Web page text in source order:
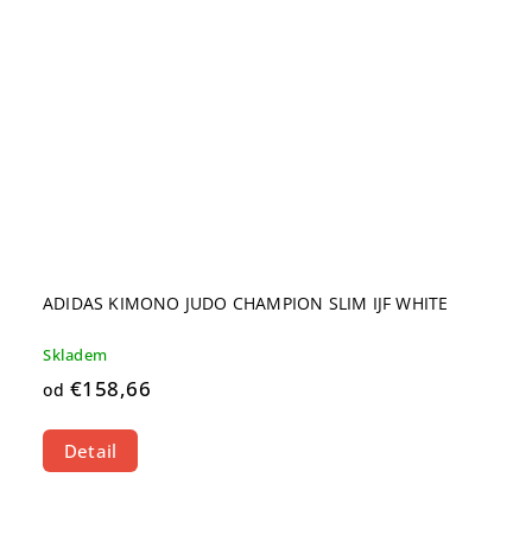
ADIDAS KIMONO JUDO CHAMPION SLIM IJF WHITE
Skladem
od €158,66
Detail